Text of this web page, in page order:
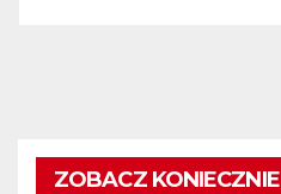
ZOBACZ KONIECZNIE